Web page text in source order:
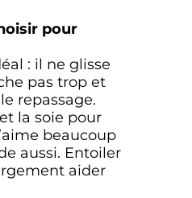
pour
: il ne glisse
pas trop et
repassage.
la soie pour
beaucoup
aussi. Entoiler
aider